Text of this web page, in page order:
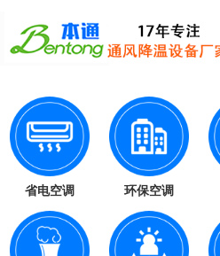
省电空调 环保空调